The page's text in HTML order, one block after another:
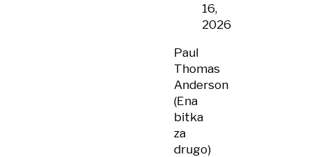
16,
2026
Paul
Thomas
Anderson
(Ena
bitka
za
drugo)